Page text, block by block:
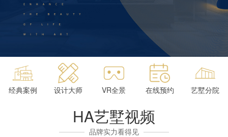
经典案例 设计大师 VR全景 在线预约 艺墅分院
HA艺墅视频
品牌实力看得见